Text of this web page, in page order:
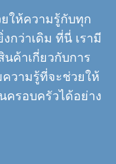
ยให้ความรู้กับทุก
กว่าเดิม ที่นี่ เรามี
ค้าเกี่ยวกับการ
ความรู้ที่จะช่วยให้
รอบครัวได้อย่าง